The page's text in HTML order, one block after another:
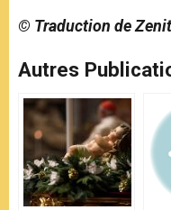
© Traduction de
Autres